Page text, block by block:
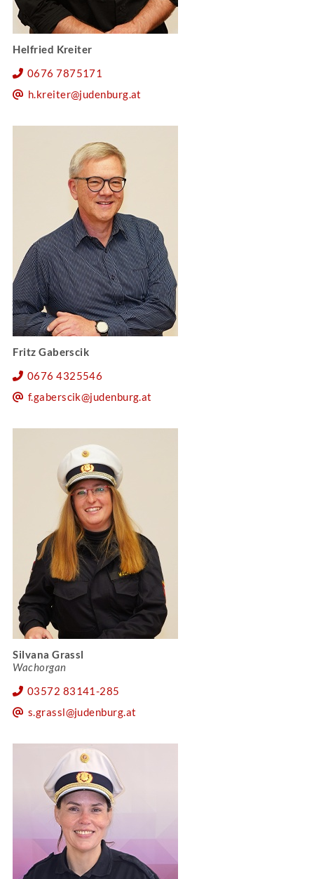
Helfried Kreiter
0676 7875171
h.kreiter@judenburg.at
Fritz Gaberscik
0676 4325546
f.gaberscik@judenburg.at
Silvana Grassl
Wachorgan
03572 83141-285
s.grassl@judenburg.at